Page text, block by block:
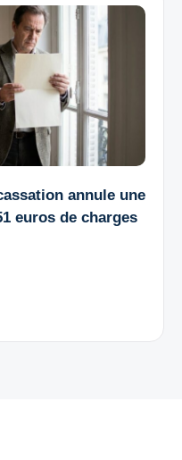
annule une
euros de charges